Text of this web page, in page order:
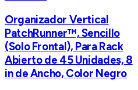
Organizador Vertical
PatchRunner™, Sencillo
(Solo Frontal), Para Rack
Abierto de 45 Unidades, 8
in de Ancho, Color Negro